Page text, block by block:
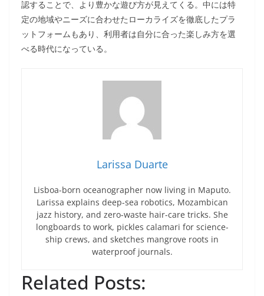
認することで、より豊かな遊び方が見えてくる。中には特
定の地域やニーズに合わせたローカライズを徹底したプラ
ットフォームもあり、利用者は自分に合った楽しみ方を選
べる時代になっている。
Larissa Duarte
Lisboa-born oceanographer now living in Maputo.
Larissa explains deep-sea robotics, Mozambican
jazz history, and zero-waste hair-care tricks. She
longboards to work, pickles calamari for science-
ship crews, and sketches mangrove roots in
waterproof journals.
Related Posts: